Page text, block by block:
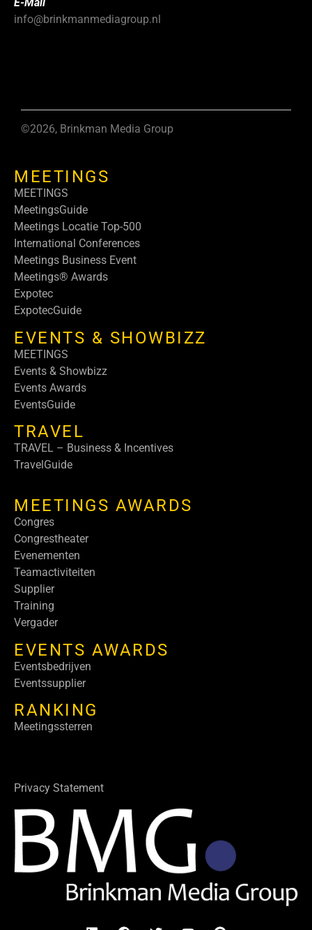
E-Mail
info@brinkmanmediagroup.nl
©2026, Brinkman Media Group
MEETINGS
MEETINGS
MeetingsGuide
Meetings Locatie Top-500
International Conferences
Meetings Business Event
Meetings® Awards
Expotec
ExpotecGuide
EVENTS & SHOWBIZZ
MEETINGS
Events & Showbizz
Events Awards
EventsGuide
TRAVEL
TRAVEL – Business & Incentives
TravelGuide
MEETINGS AWARDS
Congres
Congrestheater
Evenementen
Teamactiviteiten
Supplier
Training
Vergader
EVENTS AWARDS
Eventsbedrijven
Eventssupplier
RANKING
Meetingssterren
Privacy Statement